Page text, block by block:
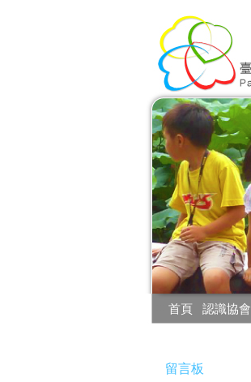
首頁 認識協會
留言板